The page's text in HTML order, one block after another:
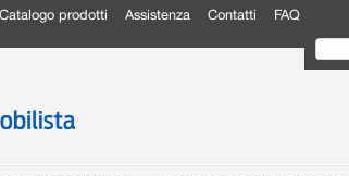
Catalogo prodotti Assistenza Contatti FAQ